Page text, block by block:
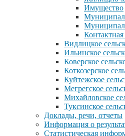
Имущество
Видлицкое
Ильинское
Коверское
Коткозерское
Куйтежское
Мегрегское
Михайловское
Туксинское
Доклады, речи, отчеты
Информация о
Статистическая